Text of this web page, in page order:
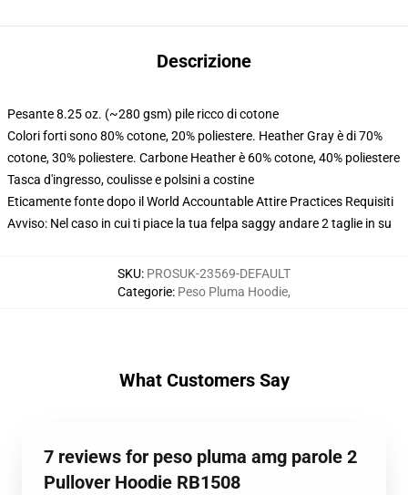
Descrizione
Pesante 8.25 oz. (~280 gsm) pile ricco di cotone
Colori forti sono 80% cotone, 20% poliestere. Heather Gray è di 70%
cotone, 30% poliestere. Carbone Heather è 60% cotone, 40% poliestere
Tasca d'ingresso, coulisse e polsini a costine
Eticamente fonte dopo il World Accountable Attire Practices Requisiti
Avviso: Nel caso in cui ti piace la tua felpa saggy andare 2 taglie in su
SKU: PROSUK-23569-DEFAULT
Categorie: Peso Pluma Hoodie,
What Customers Say
7 reviews for peso pluma amg parole 2
Pullover Hoodie RB1508